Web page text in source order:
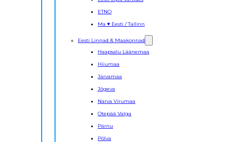
ETNO
Ma ♥ Eesti / Tallinn
Eesti Linnad & Maakonnad
Haapsalu Läänemaa
Hiiumaa
Järvamaa
Jõgeva
Narva Virumaa
Otepää Valga
Pärnu
Põlva